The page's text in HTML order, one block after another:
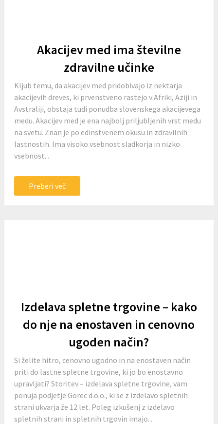
Akacijev med ima številne
zdravilne učinke
Kljub temu, da akacijev med pridobivajo iz nektarja
akacijevih dreves, ki prvenstveno rastejo v Afriki, Aziji in
Avstraliji, obstaja tudi ponudba slovenskega akacijevega
medu. Akacijev med je ena najbolj priljubljenih vrst medu
na svetu. Znan je po edinstvenem okusu in zdravilnih
lastnostih. Ima visoko vsebnost sladkorja in nizko
vsebnost...
Preberi več
Izdelava spletne trgovine – kako
do nje na enostaven in cenovno
ugoden način?
Si želite hitro, cenovno ugodno in na enostaven način
priti do lastne spletne trgovine, ki jo bo enostavno
upravljati? Storitev – izdelava spletne trgovine, vam
ponuja podjetje Gorec d.o.o., ki se z izdelavo spletnih
strani ukvarja že 12 let. Poleg izkušenj z izdelavo
spletnih strani in spletnih trgovin imajo...